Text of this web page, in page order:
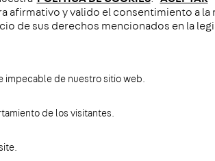
afirmativo y valido el consentimiento a la
de sus derechos mencionados en la
impecable de nuestro sitio web.
de los visitantes.
está sobrecargado, el interruptor de
al circuito.
cuenta que los electrodomésticos y
que sólo pueden soportar una cierta
siempre las instrucciones del
medidas preventivas, es bastante
actuamos si ocurre?
Si un electrodoméstico, enchufe,
vital desconectarlo de inmediato. Y, por
y haga las reparaciones necesarias.